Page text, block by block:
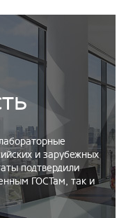
и зарубежных
подтвердили
ГОСТам, так и